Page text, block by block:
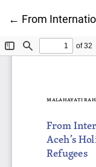
← Wróć do
From